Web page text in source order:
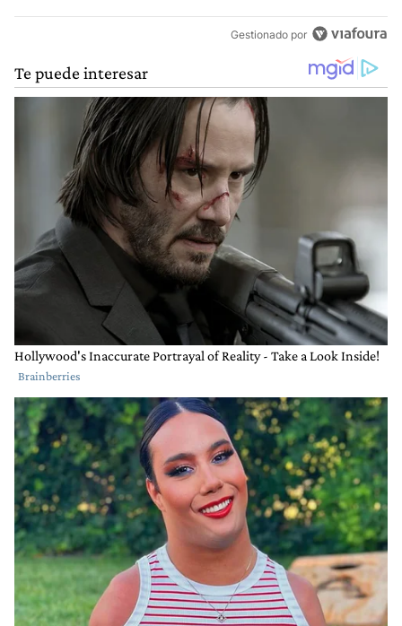
Gestionado por